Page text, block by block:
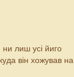
лиш усі йиго
він хожував на